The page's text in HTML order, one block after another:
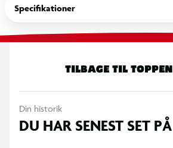
Specifikationer
TILBAGE TIL TOPPEN
Din historik
DU HAR SENEST SET PÅ